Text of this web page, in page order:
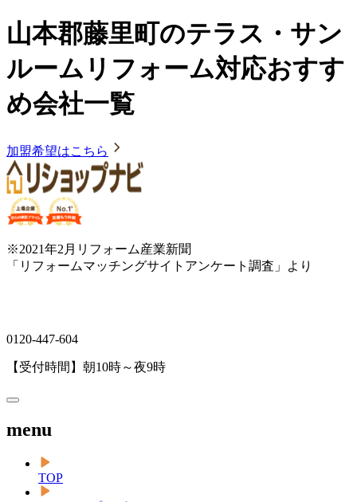
山本郡藤里町のテラス・サン
ルームリフォーム対応おすす
め会社一覧
加盟希望はこちら
※2021年2月リフォーム産業新聞
「リフォームマッチングサイトアンケート調査」より
0120-447-604
【受付時間】朝10時～夜9時
menu
TOP